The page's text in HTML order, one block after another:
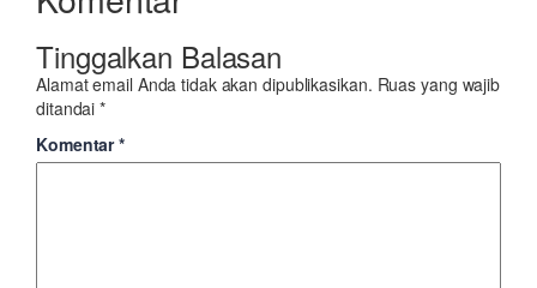
Tinggalkan Balasan
Alamat email Anda tidak akan dipublikasikan. Ruas yang wajib
ditandai*
Komentar*